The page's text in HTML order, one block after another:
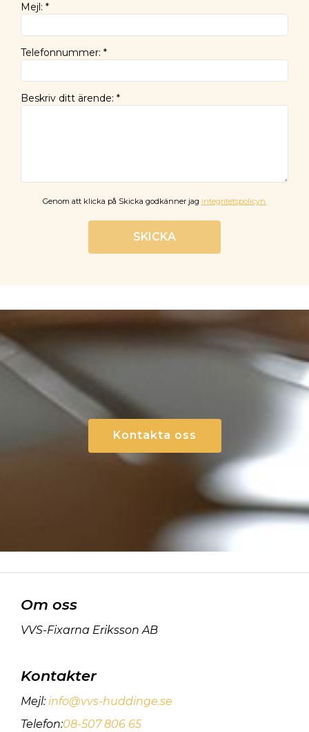
Mejl: *
Telefonnummer: *
Beskriv ditt ärende: *
Genom att klicka på Skicka godkänner jag integritetspolicyn.
SKICKA
Kontakta oss
Om oss
VVS-Fixarna Eriksson AB
Kontakter
Mejl: info@vvs-huddinge.se
Telefon:08-507 806 65